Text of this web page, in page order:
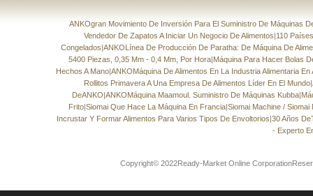
ANKOgran Movimiento De Inversión Para El Suministro De Máquinas
Vendedor De Zapatos A Iniciar Un Negocio De Alimentos|110
Congelados|ANKOLínea De Producción De Paratha: De Máquina De
5400 Piezas, 0,35 Mm - 0,4 Mm, Por Hora|Máquina Para Hacer Bolas
Hechos A Mano|ANKOMáquina De Alimentos En La Industria Alimentaria En
Rollitos Primavera A Una Empresa De Alimentos Líder En El Mundo|
DeANKO|ANKOMáquina Maamoul. Suministro De Máquinas Kubba|
Frito|Siomai Que Hace La Máquina En Francia|Siomai Machine /
Incrustar Y Formar Alimentos Para Varios Tipos De Envoltorios|30 Años
- Experto
Copyright© 2022Ready-Market Online